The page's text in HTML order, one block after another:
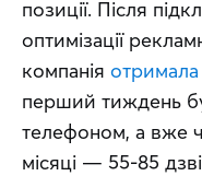
позиції. Після
оптимізації
компанія отримала
перший тиждень
телефоном, а вже
місяці — 55-85